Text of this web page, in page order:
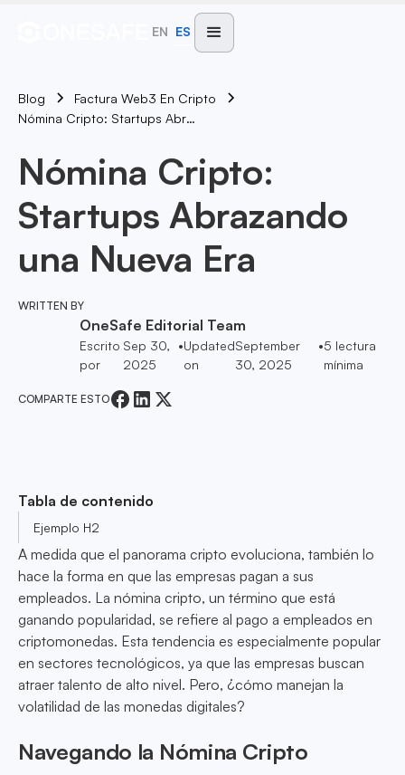
EN ES
Blog
Factura Web3 En Cripto
Nómina Cripto: Startups Abrazando Una Nueva Era
Nómina Cripto:
Startups Abrazando
una Nueva Era
WRITTEN BY
OneSafe Editorial Team
Escrito
por
Sep 30,
2025
•Updated
on
September
30, 2025
•5 lectura
mínima
COMPARTE ESTO
Tabla de contenido
Ejemplo H2
A medida que el panorama cripto evoluciona, también lo
hace la forma en que las empresas pagan a sus
empleados. La nómina cripto, un término que está
ganando popularidad, se refiere al pago a empleados en
criptomonedas. Esta tendencia es especialmente popular
en sectores tecnológicos, ya que las empresas buscan
atraer talento de alto nivel. Pero, ¿cómo manejan la
volatilidad de las monedas digitales?
Navegando la Nómina Cripto